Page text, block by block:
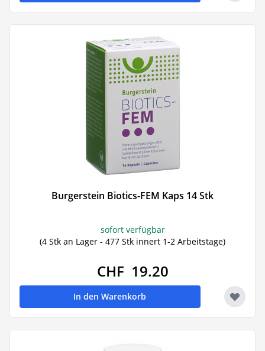
Burgerstein Biotics-FEM Kaps 14 Stk
sofort verfügbar
(4 Stk an Lager - 477 Stk innert 1-2 Arbeitstage)
CHF 19.20
In den Warenkorb